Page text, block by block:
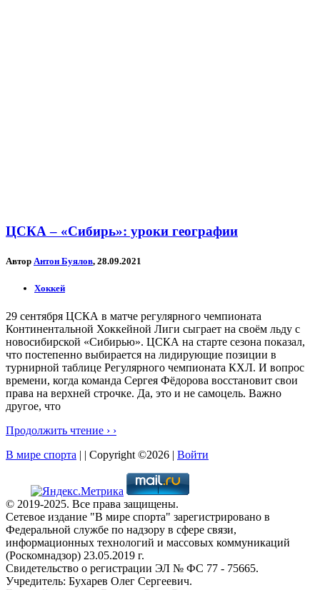
ЦСКА – «Сибирь»: уроки географии
Автор Антон Буялов, 28.09.2021
Хоккей
29 сентября ЦСКА в матче регулярного чемпионата
Континентальной Хоккейной Лиги сыграет на своём льду с
новосибирской «Сибирью». ЦСКА на старте сезона показал,
что постепенно выбирается на лидирующие позиции в
турнирной таблице Регулярного чемпионата КХЛ. И вопрос
времени, когда команда Сергея Фёдорова восстановит свои
права на верхней строчке. Да, это и не самоцель. Важно
другое, что
Продолжить чтение › ›
В мире спорта | | Copyright ©2026 | Войти
© 2019-2025. Все права защищены.
Сетевое издание "В мире спорта" зарегистрировано в
Федеральной службе по надзору в сфере связи,
информационных технологий и массовых коммуникаций
(Роскомнадзор) 23.05.2019 г.
Свидетельство о регистрации ЭЛ № ФС 77 - 75665.
Учредитель: Бухарев Олег Сергеевич.